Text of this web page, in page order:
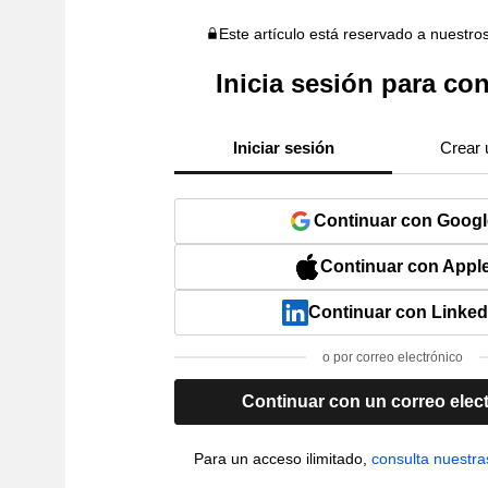
Este artículo está reservado a
Inicia sesión para
Iniciar sesión Crear
Continuar con
Continuar con
Continuar con
o por correo electrónico
Continuar con un correo
Para un acceso ilimitado, consulta